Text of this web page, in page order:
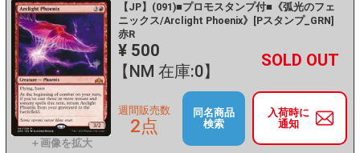
【JP】(091)■プロモスタンプ付■《弧光のフェ
ニックス/Arclight Phoenix》[Pスタンプ_GRN]
赤R
¥ 500
【NM 在庫:0】
－ +
入荷時に
通知
週間販売数
2点
同名商品
検索